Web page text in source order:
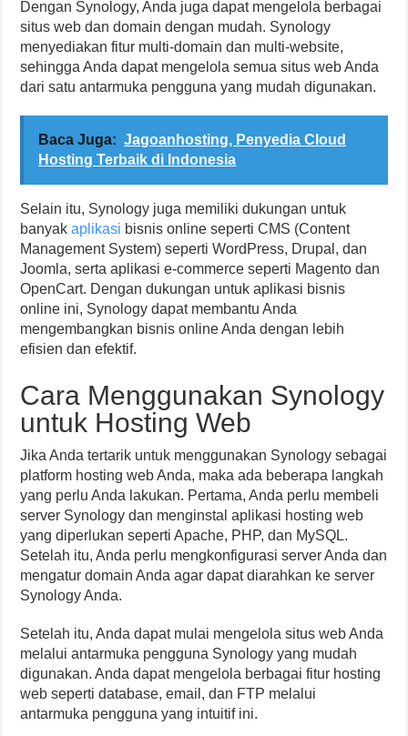
Dengan Synology, Anda juga dapat mengelola berbagai
situs web dan domain dengan mudah. Synology
menyediakan fitur multi-domain dan multi-website,
sehingga Anda dapat mengelola semua situs web Anda
dari satu antarmuka pengguna yang mudah digunakan.
Baca Juga: Jagoanhosting, Penyedia Cloud
Hosting Terbaik di Indonesia
Selain itu, Synology juga memiliki dukungan untuk
banyakaplikasi bisnis online seperti CMS (Content
Management System) seperti WordPress, Drupal, dan
Joomla, serta aplikasi e-commerce seperti Magento dan
OpenCart. Dengan dukungan untuk aplikasi bisnis
online ini, Synology dapat membantu Anda
mengembangkan bisnis online Anda dengan lebih
efisien dan efektif.
Cara Menggunakan Synology
untuk Hosting Web
Jika Anda tertarik untuk menggunakan Synology sebagai
platform hosting web Anda, maka ada beberapa langkah
yang perlu Anda lakukan. Pertama, Anda perlu membeli
server Synology dan menginstal aplikasi hosting web
yang diperlukan seperti Apache, PHP, dan MySQL.
Setelah itu, Anda perlu mengkonfigurasi server Anda dan
mengatur domain Anda agar dapat diarahkan ke server
Synology Anda.
Setelah itu, Anda dapat mulai mengelola situs web Anda
melalui antarmuka pengguna Synology yang mudah
digunakan. Anda dapat mengelola berbagai fitur hosting
web seperti database, email, dan FTP melalui
antarmuka pengguna yang intuitif ini.